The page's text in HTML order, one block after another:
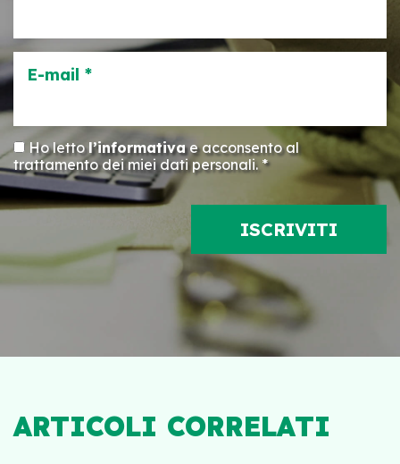
E-mail *
Ho lettol’informativae acconsento al
trattamento dei miei dati personali. *
ARTICOLI CORRELATI